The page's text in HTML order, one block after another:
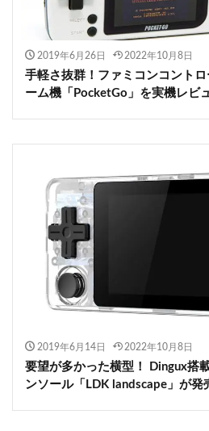
2019年6月26日 2022年10月8日
手軽さ抜群！ファミコンコント
ーム機「PocketGo」を実機レビ
2019年6月14日 2022年10月8日
要望が多かった横型！ Dingux搭
ンソール「LDK landscape」が発